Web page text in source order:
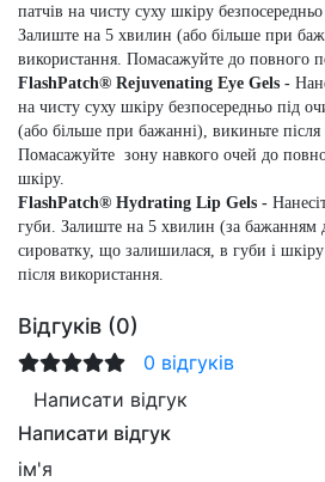
патчів на чисту суху шкіру
Залиште на 5 хвилин (або більше при
використання. Помасажуйте до повного
FlashPatch® Rejuvenating Eye Gels -
на чисту суху шкіру безпосередньо під
(або більше при бажанні), викиньте після
Помасажуйте зону навкого очей до
шкіру.
FlashPatch® Hydrating Lip Gels -
губи. Залиште на 5 хвилин (за бажанням
сироватку, що залишилася, в губи і
після використання.
Відгуків (0)
0 відгуків
Написати відгук
Написати відгук
ім'я